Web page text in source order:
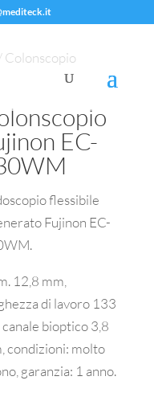
Colonscopio
EC-
flessibile
Fujinon EC-
12,8 mm,
di lavoro 133
canale bioptico 3,8
condizioni: molto
garanzia: 1 anno.